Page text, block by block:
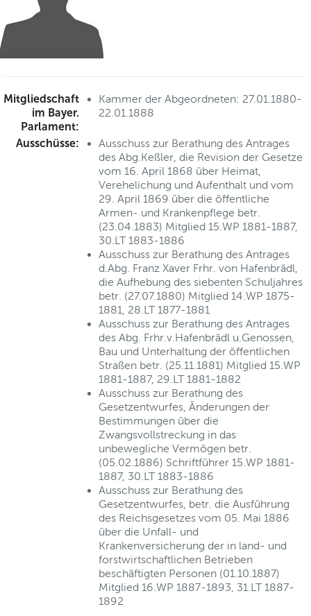
Mitgliedschaft
im Bayer.
Parlament:
Kammer der Abgeordneten: 27.01.1880-
22.01.1888
Ausschüsse:
Ausschuss zur Berathung des Antrages
des Abg.Keßler, die Revision der Gesetze
vom 16. April 1868 über Heimat,
Verehelichung und Aufenthalt und vom
29. April 1869 über die öffentliche
Armen- und Krankenpflege betr.
(23.04.1883) Mitglied 15.WP 1881-1887,
30.LT 1883-1886
Ausschuss zur Berathung des Antrages
d.Abg. Franz Xaver Frhr. von Hafenbrädl,
die Aufhebung des siebenten Schuljahres
betr. (27.07.1880) Mitglied 14.WP 1875-
1881, 28.LT 1877-1881
Ausschuss zur Berathung des Antrages
des Abg. Frhr.v.Hafenbrädl u.Genossen,
Bau und Unterhaltung der öffentlichen
Straßen betr. (25.11.1881) Mitglied 15.WP
1881-1887, 29.LT 1881-1882
Ausschuss zur Berathung des
Gesetzentwurfes, Änderungen der
Bestimmungen über die
Zwangsvollstreckung in das
unbewegliche Vermögen betr.
(05.02.1886) Schriftführer 15.WP 1881-
1887, 30.LT 1883-1886
Ausschuss zur Berathung des
Gesetzentwurfes, betr. die Ausführung
des Reichsgesetzes vom 05. Mai 1886
über die Unfall- und
Krankenversicherung der in land- und
forstwirtschaftlichen Betrieben
beschäftigten Personen (01.10.1887)
Mitglied 16.WP 1887-1893, 31.LT 1887-
1892